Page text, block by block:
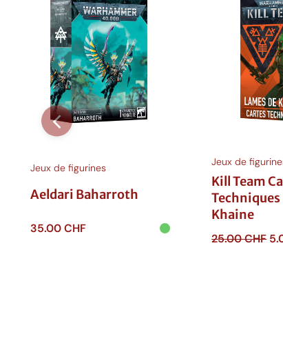
Jeux de figurines
Aeldari Baharroth
35.00CHF
Jeux de
Kill Team
Techniques
Khaine
25.00CHF Le